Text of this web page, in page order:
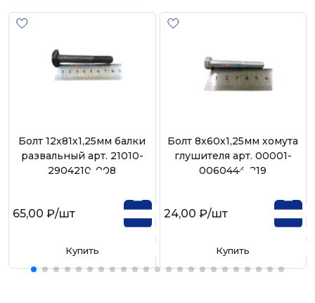
Болт 12х81х1,25мм балки
развальный арт. 21010-
2904210-008
65,00 ₽/шт
Купить
Болт 8х60х1,25мм хомута
глушителя арт. 00001-
0060444-219
24,00 ₽/шт
Купить